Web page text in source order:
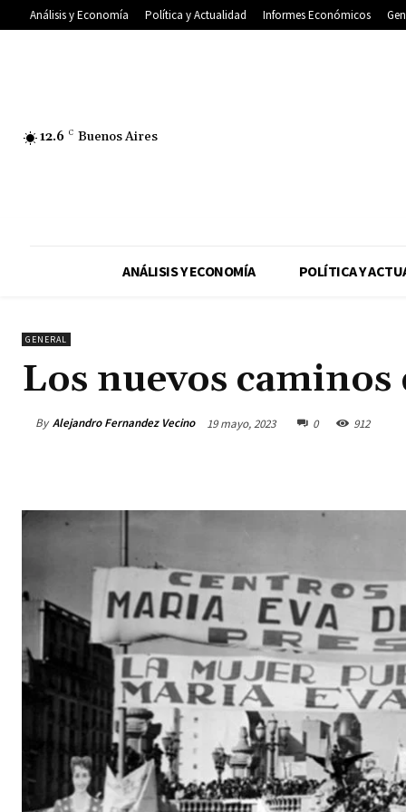
Análisis y Economía Política y Actualidad Informes Económicos
12.6 C Buenos Aires
ANÁLISIS Y ECONOMÍA POLÍTICA Y
GENERAL
Los nuevos
By Alejandro Fernandez Vecino 19 mayo, 2023 0 912